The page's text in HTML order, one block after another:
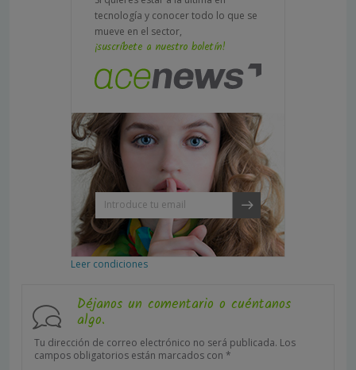
tecnología y conocer todo lo que se
mueve en el sector,
¡suscríbete a nuestro boletín!
Leer condiciones
Déjanos un comentario o cuéntanos
algo.
Tu dirección de correo electrónico no será publicada. Los
campos obligatorios están marcados con *